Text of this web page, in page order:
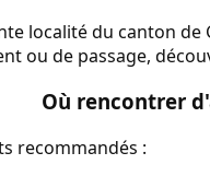
localité du canton
ou de passage,
Où rencontrer
recommandés :